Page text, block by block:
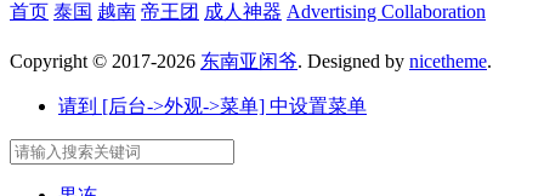
首页 泰国 越南 帝王团 成人神器 Advertising Collaboration
Copyright © 2017-2026 东南亚闲爷. Designed by nicetheme.
请到 [后台->外观->菜单] 中设置菜单